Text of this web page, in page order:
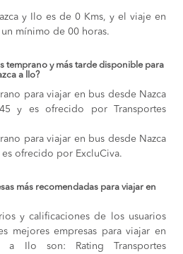
y Ilo es de 0 Kms, y el viaje en
mínimo de 00 horas.
temprano y más tarde disponible para
a Ilo?
para viajar en bus desde Nazca
y es ofrecido por Transportes
para viajar en bus desde Nazca
es ofrecido por ExcluCiva.
más recomendadas para viajar en
y calificaciones de los usuarios
mejores empresas para viajar en
a Ilo son: Rating Transportes